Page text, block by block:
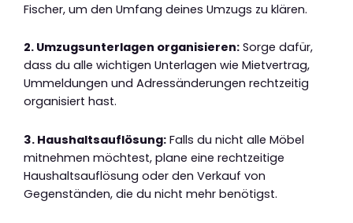
Fischer, um den Umfang deines Umzugs zu klären.
2. Umzugsunterlagen organisieren: Sorge dafür,
dass du alle wichtigen Unterlagen wie Mietvertrag,
Ummeldungen und Adressänderungen rechtzeitig
organisiert hast.
3. Haushaltsauflösung: Falls du nicht alle Möbel
mitnehmen möchtest, plane eine rechtzeitige
Haushaltsauflösung oder den Verkauf von
Gegenständen, die du nicht mehr benötigst.